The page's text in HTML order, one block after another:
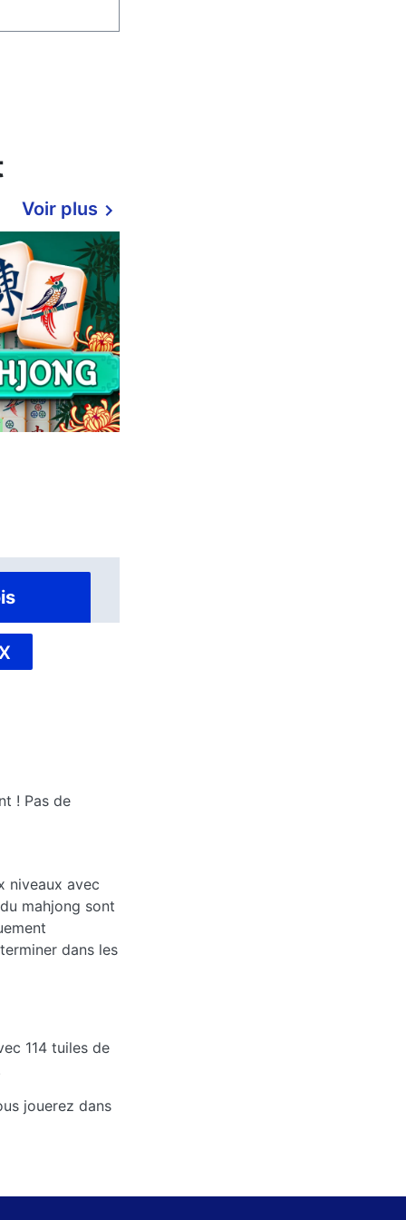
Voir plus
! Pas de
niveaux avec
mahjong sont
dans les
114 tuiles de
jouerez dans